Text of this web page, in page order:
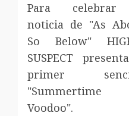
Para
noticia de "As
So Below"
SUSPECT
primer
"Summertime
Voodoo".